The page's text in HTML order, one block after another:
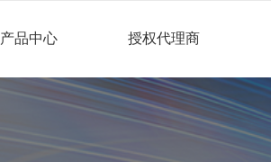
产品中心 授权代理商